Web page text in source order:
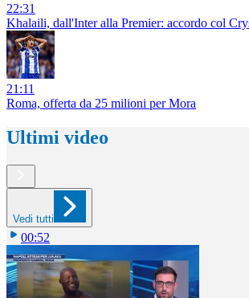
22:31
Khalaili, dall'Inter alla Premier: accordo col
21:11
Roma, offerta da 25 milioni per Mora
Ultimi video
Vedi tutti
00:52